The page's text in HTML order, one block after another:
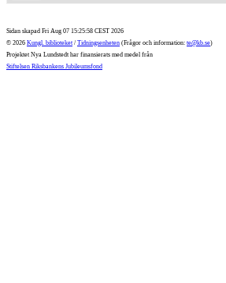
Sidan skapad Fri Aug 07 15:25:58 CEST 2026
© 2026 Kungl. biblioteket / Tidningsenheten (Frågor och information: te@kb.se)
Projektet Nya Lundstedt har finansierats med medel från
Stiftelsen Riksbankens Jubileumsfond